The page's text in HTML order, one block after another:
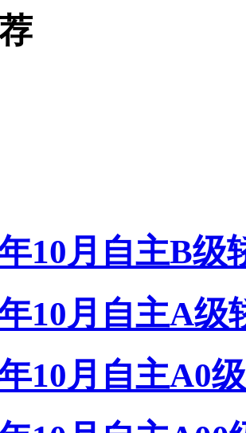
10月自主B级
10月自主A级
10月自主A0